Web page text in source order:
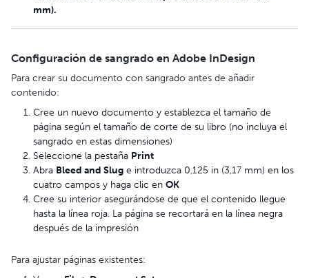
mm).
Configuración de sangrado en Adobe InDesign
Para crear su documento con sangrado antes de añadir
contenido:
Cree un nuevo documento y establezca el tamaño de
página según el tamaño de corte de su libro (no incluya el
sangrado en estas dimensiones)
Seleccione la pestaña Print
Abra Bleed and Slug e introduzca 0,125 in (3,17 mm) en los
cuatro campos y haga clic en OK
Cree su interior asegurándose de que el contenido llegue
hasta la línea roja. La página se recortará en la línea negra
después de la impresión
Para ajustar páginas existentes: